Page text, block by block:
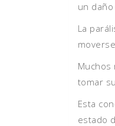
un
La
Muchos
tomar
Esta
estado